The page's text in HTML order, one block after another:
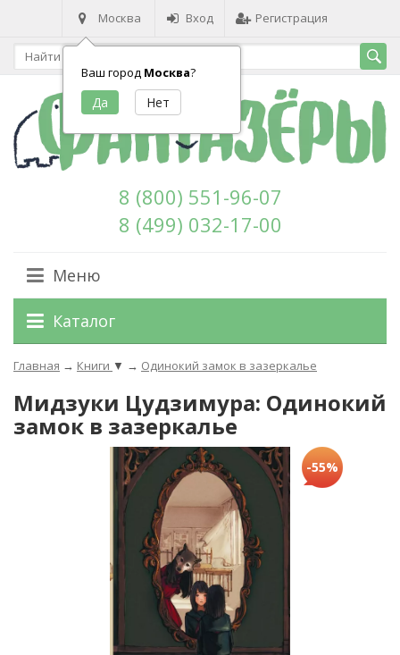
Москва
Ваш город Москва?
Вход Регистрация
8 (800) 551-96-07
8 (499) 032-17-00
Меню
Каталог
Главная → Книги ▼ → Одинокий замок в зазеркалье
Мидзуки Цудзимура: Одинокий
замок в зазеркалье
-55%